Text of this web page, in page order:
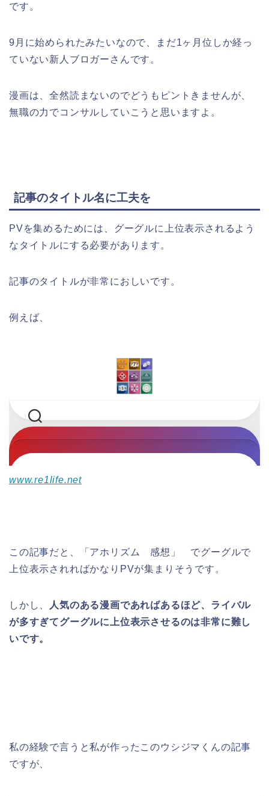
です。
9月に始められたみたいなので、まだ1ヶ月位しか経っ
ていない新人ブロガーさんです。
漫画は、全然読まないのでどうもピントきませんが、
無職の力でコンサルしていこうと思いますよ。
記事のタイトル名に工夫を
PVを集めるためには、グーグルに上位表示されるよう
なタイトルにする必要があります。
記事のタイトルが非常におしいです。
例えば、
www.re1life.net
この記事だと、「アホリズム 感想」 でグーグルで
上位表示されればかなりPVが集まりそうです。
しかし、
人気のある漫画であればあるほど、ライバル
が多すぎてグーグルに上位表示させるのは非常に難し
いです。
私の経験で言うと私が作ったこのウシジマくんの記事
ですが、